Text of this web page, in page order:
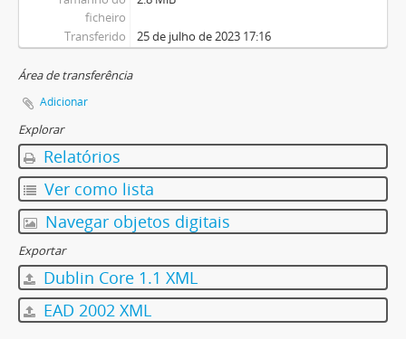
ficheiro
Transferido 25 de julho de 2023 17:16
Área de transferência
Adicionar
Explorar
Relatórios
Ver como lista
Navegar objetos digitais
Exportar
Dublin Core 1.1 XML
EAD 2002 XML